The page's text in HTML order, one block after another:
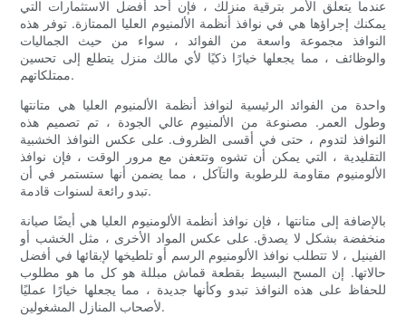
عندما يتعلق الأمر بترقية منزلك ، فإن أحد أفضل الاستثمارات التي
يمكنك إجراؤها هي في نوافذ أنظمة الألمنيوم العليا الممتازة. توفر هذه
النوافذ مجموعة واسعة من الفوائد ، سواء من حيث الجماليات
والوظائف ، مما يجعلها خيارًا ذكيًا لأي مالك منزل يتطلع إلى تحسين
ممتلكاتهم.
واحدة من الفوائد الرئيسية لنوافذ أنظمة الألمنيوم العليا هي متانتها
وطول العمر. مصنوعة من الألمنيوم عالي الجودة ، تم تصميم هذه
النوافذ لتدوم ، حتى في أقسى الظروف. على عكس النوافذ الخشبية
التقليدية ، التي يمكن أن تشوه وتتعفن مع مرور الوقت ، فإن نوافذ
الألومنيوم مقاومة للرطوبة والتآكل ، مما يضمن أنها ستستمر في أن
تبدو رائعة لسنوات قادمة.
بالإضافة إلى متانتها ، فإن نوافذ أنظمة الألومنيوم العليا هي أيضًا صيانة
منخفضة بشكل لا يصدق. على عكس المواد الأخرى ، مثل الخشب أو
الفينيل ، لا تتطلب نوافذ الألومنيوم الرسم أو تلطيخها لإبقائها في أفضل
حالاتها. إن المسح البسيط بقطعة قماش مبللة هو كل ما هو مطلوب
للحفاظ على هذه النوافذ تبدو وكأنها جديدة ، مما يجعلها خيارًا عمليًا
لأصحاب المنازل المشغولين.